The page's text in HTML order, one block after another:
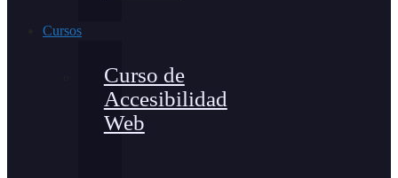
Cursos
Curso de
Accesibilidad
Web